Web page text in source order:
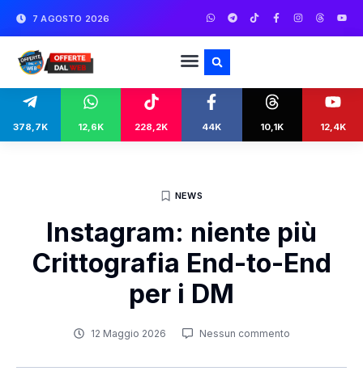
7 AGOSTO 2026
378,7K 12,6K 228,2K 44K 10,1K 12,4K
NEWS
Instagram: niente più
Crittografia End-to-End
per i DM
12 Maggio 2026 Nessun commento